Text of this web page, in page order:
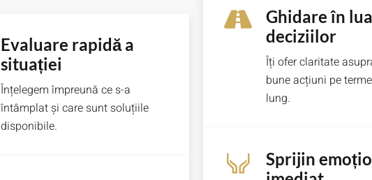
Evaluare rapidă a
situației
Înțelegem împreună ce s-a
întâmplat și care sunt soluțiile
disponibile.
Ghidare în
deciziilor
Îți ofer claritate
bune acțiuni pe
lung.
Sprijin